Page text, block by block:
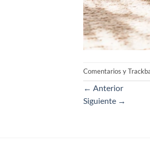
Comentarios y
← Anterior
Siguiente →